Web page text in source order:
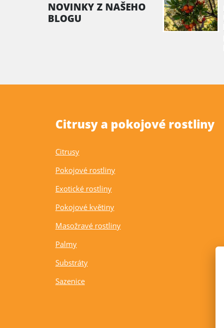
NOVINKY Z NAŠEHO
BLOGU
Citrusy a pokojové rostliny
Citrusy
Pokojové rostliny
Exotické rostliny
Pokojové květiny
Masožravé rostliny
Palmy
Substráty
Sazenice